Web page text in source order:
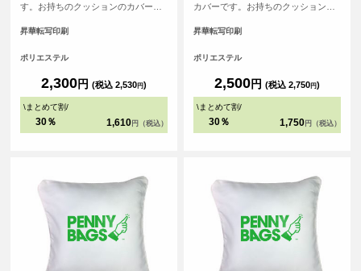
す。お持ちのクッションのカバーと
の交換用カバーとしてもご使用頂け
印刷するのもおすすめです。
昇華転写印刷
ポリエステル
2,300円 (税込 2,530円)
\まとめて割/
30％ 1,610 円（税込）
カバーです。お持ちのクッションの
ションの交換用カバーとしてもご使
きく印刷するのもおすすめです。
昇華転写印刷
ポリエステル
2,500円 (税込 2,750円)
\まとめて割/
30％ 1,750 円（税込）